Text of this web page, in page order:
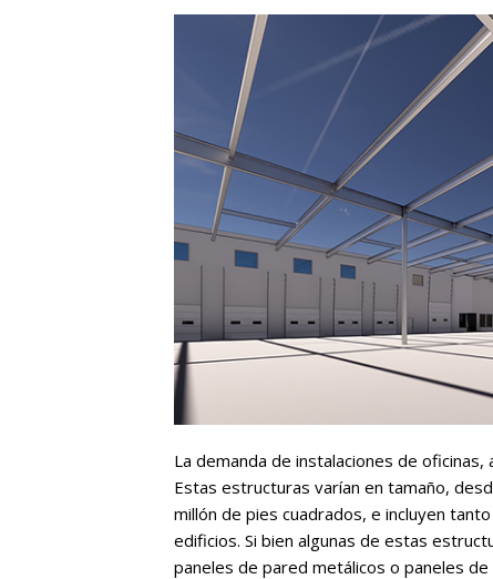
La demanda de instalaciones de
Estas estructuras varían en tamaño,
millón de pies cuadrados, e incluyen
edificios. Si bien algunas de estas
paneles de pared metálicos o paneles